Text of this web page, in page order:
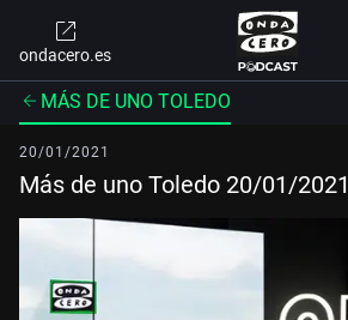
ondacero.es
MÁS DE UNO TOLEDO
20/01/2021
Más de uno Toledo 20/01/2021